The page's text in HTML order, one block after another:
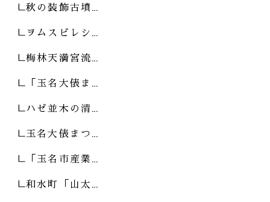
秋の装飾古墳…
ヲムスビレシ…
梅林天満宮流…
「玉名大俵ま…
ハゼ並木の清…
玉名大俵まつ…
「玉名市産業…
和水町「山太…